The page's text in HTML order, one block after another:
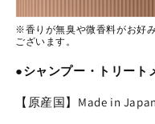
※香りが無臭や微香料がお好
ございます。
●シャンプー・トリート
【原産国】Made in Japan